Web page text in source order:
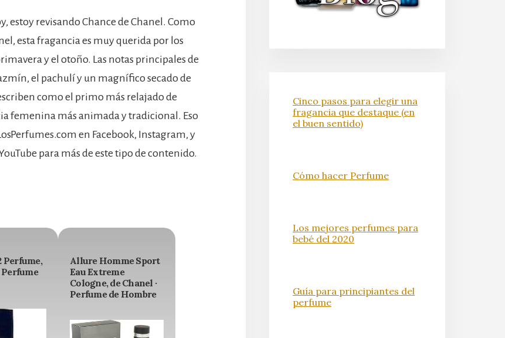
estoy revisando Chance de Chanel. Como
esta fragancia es muy querida por los
y el otoño. Las notas principales de
el pachulí y un magnífico secado de
como el primo más relajado de
femenina más animada y tradicional. Eso
en Facebook, Instagram, y
para más de este tipo de contenido.
Perfume,
Perfume
Allure Homme Sport
Eau Extreme
Cologne, de Chanel ·
Perfume de Hombre
Cinco pasos para elegir una
fragancia que destaque (en
el buen sentido)
Cómo hacer Perfume
Los mejores perfumes para
bebé del 2020
Guía para principiantes del
perfume